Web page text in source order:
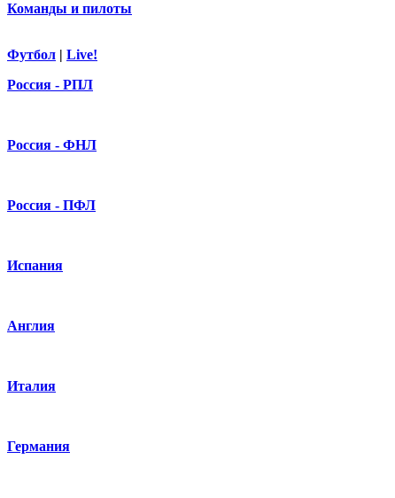
Команды и пилоты
Футбол | Live!
Россия - РПЛ
Россия - ФНЛ
Россия - ПФЛ
Испания
Англия
Италия
Германия